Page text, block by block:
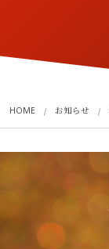
HOME お知らせ